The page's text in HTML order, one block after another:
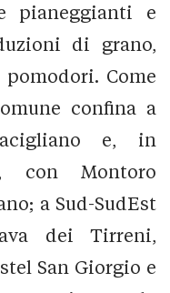
pianeggianti e
di grano,
Come
confina a
e, in
con Montoro
a Sud-SudEst
dei Tirreni,
San Giorgio e